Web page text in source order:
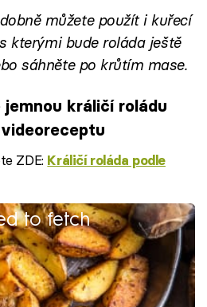
můžete použít i kuřecí
kterými bude roláda ještě
sáhněte po krůtím mase.
králičí roládu
ZDE: Králičí roláda podle
to fetch